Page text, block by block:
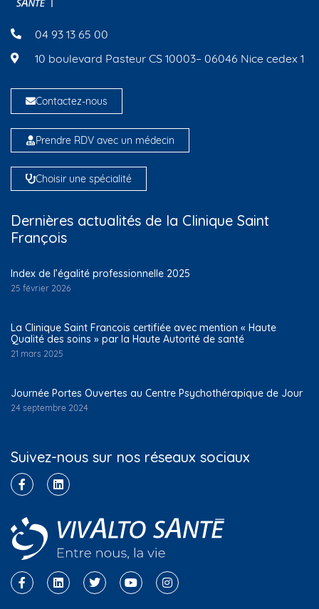
04 93 13 65 00
10 boulevard Pasteur CS 10003– 06046 Nice cedex 1
Contactez-nous
Prendre RDV avec un médecin
Choisir une spécialité
Dernières actualités de la Clinique Saint
François
Index de l’égalité professionnelle 2025
25 février 2026
La Clinique Saint Francois certifiée avec mention « Haute
Qualité des soins » par la Haute Autorité de santé
21 mars 2025
Journée Portes Ouvertes au Centre Psychothérapique de Jour
24 septembre 2024
Suivez-nous sur nos réseaux sociaux